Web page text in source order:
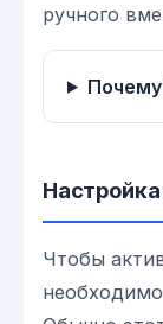
ручного
Чтобы